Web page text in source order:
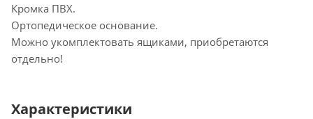
Кромка ПВХ.
Ортопедическое основание.
Можно укомплектовать ящиками, приобретаются
отдельно!
Характеристики